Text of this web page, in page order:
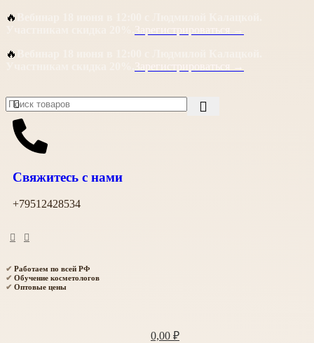
🔥
Зарегистрироваться →
🔥
Зарегистрироваться →
Свяжитесь с нами
+79512428534
✔ Работаем по всей РФ
✔ Обучение косметологов
✔ Оптовые цены
0,00 ₽